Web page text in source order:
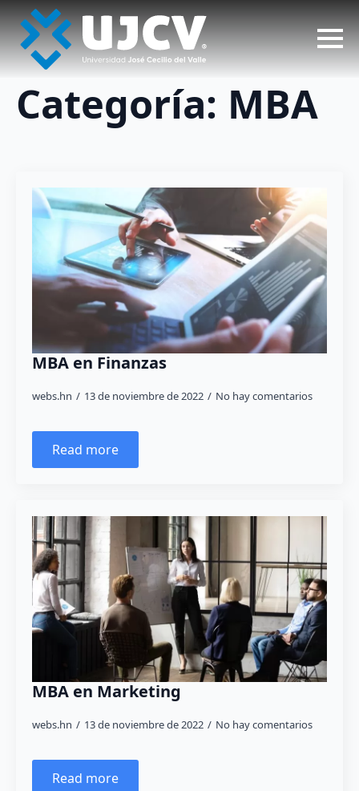
Categoría: MBA
MBA en Finanzas
webs.hn 13 de noviembre de 2022 No hay comentarios
Read more
MBA en Marketing
webs.hn 13 de noviembre de 2022 No hay comentarios
Read more